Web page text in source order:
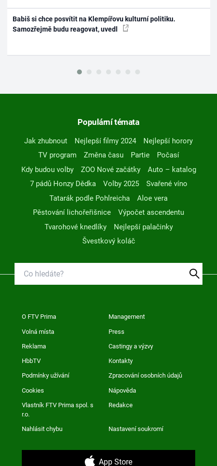
Babiš si chce posvítit na Klempířovu kulturní politiku.
Samozřejmě budu reagovat, uvedl
Populární témata
Jak zhubnout Nejlepší filmy 2024
Nejlepší horory
TV program
Změna času Partie
Počasí
Kdy budou volby
ZOO Nové začátky
Auto – katalog
7 pádů Honzy Dědka
Volby 2025
Svařené víno
Tatarák podle Pohlreicha
Aloe vera
Pěstování lichořeřišnice
Výpočet ascendentu
Tvarohové knedlíky
Nejlepší palačinky
Švestkový koláč
O FTV Prima Management
Volná místa Press
Reklama Castingy a výzvy
HbbTV Kontakty
Podmínky užívání Zpracování osobních údajů
Cookies Nápověda
Vlastník FTV Prima spol. s
r.o.
Redakce
Nahlásit chybu Nastavení soukromí
App Store